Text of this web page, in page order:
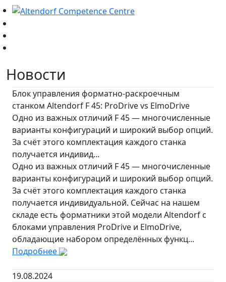
Новости
Блок управления форматно-раскроечным
станком Altendorf F 45: ProDrive vs ElmoDrive
Одно из важных отличий F 45 — многочисленные
варианты конфигураций и широкий выбор опций.
За счёт этого комплектация каждого станка
получается индивид...
Одно из важных отличий F 45 — многочисленные
варианты конфигураций и широкий выбор опций.
За счёт этого комплектация каждого станка
получается индивидуальной. Сейчас на нашем
складе есть форматники этой модели Altendorf с
блоками управления ProDrive и ElmoDrive,
обладающие набором определённых функц...
Подробнее
19.08.2024